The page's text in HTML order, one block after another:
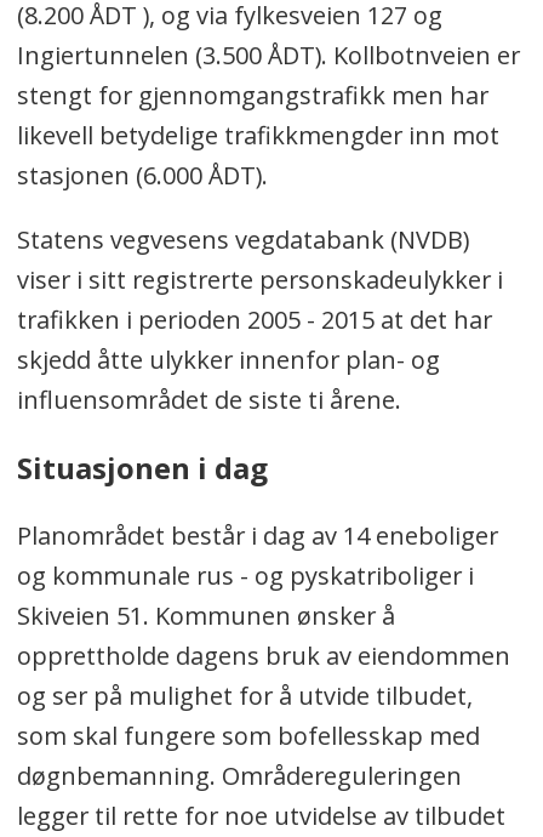
(8.200 ÅDT ), og via fylkesveien 127 og
Ingiertunnelen (3.500 ÅDT). Kollbotnveien er
stengt for gjennomgangstrafikk men har
likevell betydelige trafikkmengder inn mot
stasjonen (6.000 ÅDT).
Statens vegvesens vegdatabank (NVDB)
viser i sitt registrerte personskadeulykker i
trafikken i perioden 2005 - 2015 at det har
skjedd åtte ulykker innenfor plan- og
influensområdet de siste ti årene.
Situasjonen i dag
Planområdet består i dag av 14 eneboliger
og kommunale rus - og pyskatriboliger i
Skiveien 51. Kommunen ønsker å
opprettholde dagens bruk av eiendommen
og ser på mulighet for å utvide tilbudet,
som skal fungere som bofellesskap med
døgnbemanning. Områdereguleringen
legger til rette for noe utvidelse av tilbudet